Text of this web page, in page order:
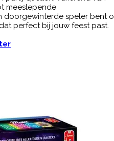
meeslepende
doorgewinterde speler bent
perfect bij jouw feest past.